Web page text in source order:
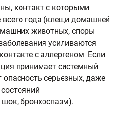
контакт с которыми
всего года (клещи домашней
животных, споры
усиливаются
с аллергеном. Если
принимает системный
опасность серьезных, даже
бронхоспазм).